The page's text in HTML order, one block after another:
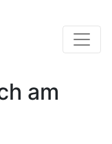
am